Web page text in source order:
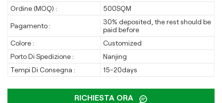
Ordine (MOQ) :
500SQM
Pagamento :
30% deposited, the rest should be
paid before
Colore :
Customized
Porto Di Spedizione :
Nanjing
Tempi Di Consegna :
15-20days
RICHIESTA ORA